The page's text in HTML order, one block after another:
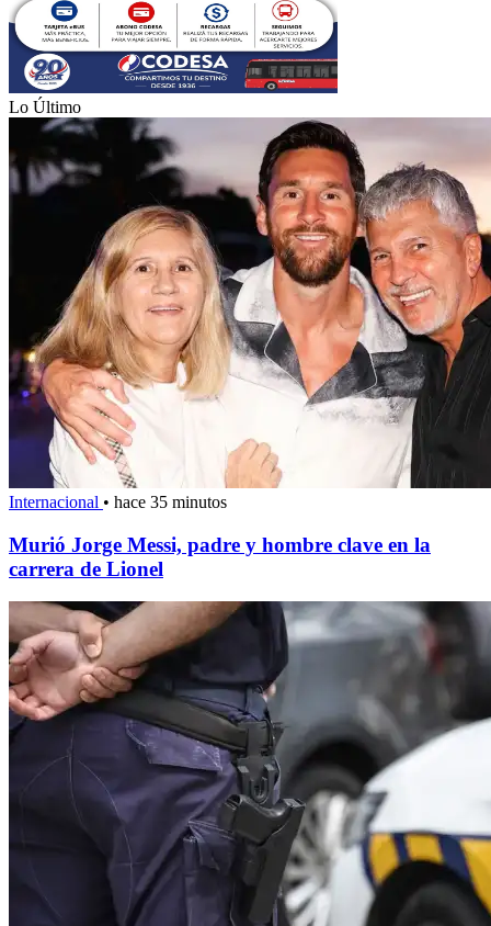
Lo Último
Internacional • hace 35 minutos
Murió Jorge Messi, padre y hombre clave en la
carrera de Lionel